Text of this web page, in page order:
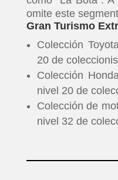
omite este
Gran Turismo
Colección
20 de
Colección
nivel 20 de
Colección de
nivel 32 de